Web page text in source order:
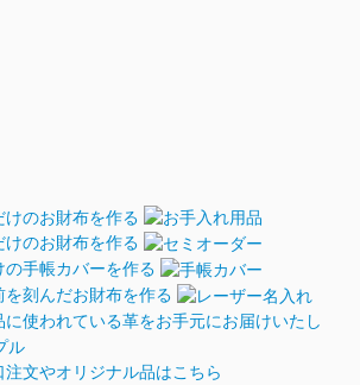
けのお財布を作る
けのお財布を作る
の手帳カバーを作る
を刻んだお財布を作る
使われている革をお手元にお届けいたし
注文やオリジナル品はこちら